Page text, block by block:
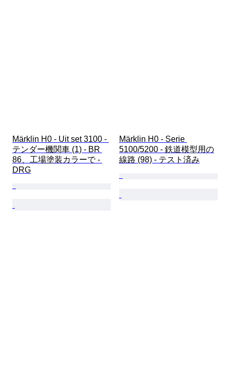
Märklin H0 - Uit set 3100 -
テンダー機関車 (1) - BR
86、工場塗装カラーで -
DRG
Märklin H0 - Serie
5100/5200 - 鉄道模型用の
線路 (98) - テスト済み